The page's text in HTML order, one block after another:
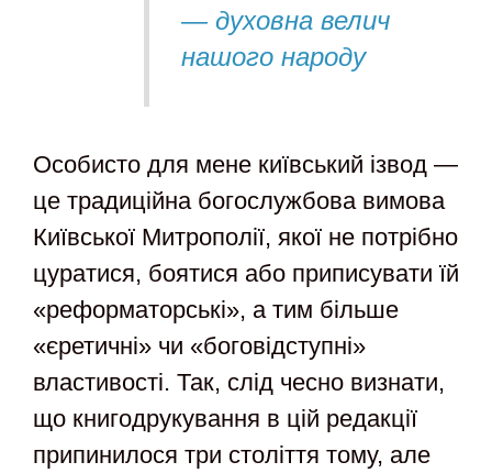
— духовна велич
нашого народу
Особисто для мене київський ізвод —
це традиційна богослужбова вимова
Київської Митрополії, якої не потрібно
цуратися, боятися або приписувати їй
«реформаторські», а тим більше
«єретичні» чи «боговідступні»
властивості. Так, слід чесно визнати,
що книгодрукування в цій редакції
припинилося три століття тому, але